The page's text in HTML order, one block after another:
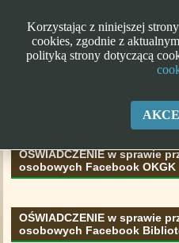
Klauzula informacyjna RODO
OŚWIADCZENIE w sprawie
osobowych Facebook OKGK
OŚWIADCZENIE w sprawie
osobowych Facebook
Korzystając z niniejszej
cookies, zgodnie z
polityką strony dotyczącą